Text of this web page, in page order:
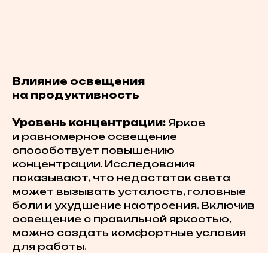
Влияние освещения
на продуктивность
Уровень концентрации: Яркое
и равномерное освещение
способствует повышению
концентрации. Исследования
показывают, что недостаток света
может вызывать усталость, головные
боли и ухудшение настроения. Включив
освещение с правильной яркостью,
можно создать комфортные условия
для работы.